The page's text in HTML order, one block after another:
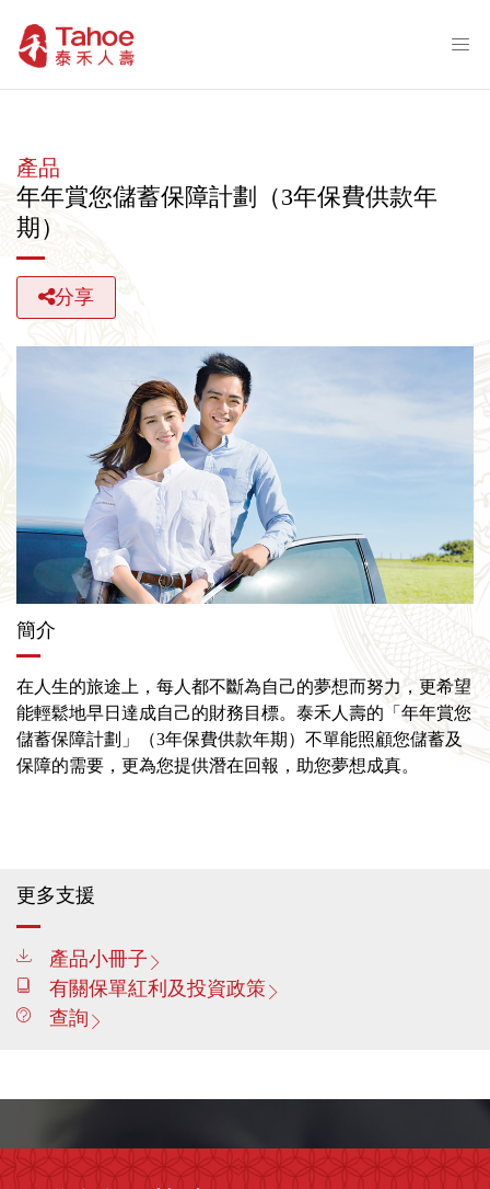
產品
年年賞您儲蓄保障計劃（3年保費供款年
期）
分享
簡介
在人生的旅途上，每人都不斷為自己的夢想而努力，更希望
能輕鬆地早日達成自己的財務目標。泰禾人壽的「年年賞您
儲蓄保障計劃」（3年保費供款年期）不單能照顧您儲蓄及
保障的需要，更為您提供潛在回報，助您夢想成真。
更多支援
產品小冊子
有關保單紅利及投資政策
查詢